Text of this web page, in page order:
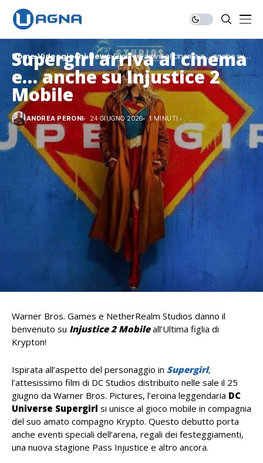
Home Videogiochi News Supergirl arriva al cinema e… anche su
Injustice 2 Mobile
Supergirl arriva al cinema
e… anche su Injustice 2
Mobile
ANDREA PERONI 24 GIUGNO 2026 1 MINUTI
Warner Bros. Games e NetherRealm Studios danno il
benvenuto su Injustice 2 Mobileall’Ultima figlia di
Krypton!
Ispirata all’aspetto del personaggio in Supergirl,
l’attesissimo film di DC Studios distribuito nelle sale il 25
giugno da Warner Bros. Pictures, l’eroina leggendaria DC
Universe Supergirl si unisce al gioco mobile in compagnia
del suo amato compagno Krypto. Questo debutto porta
anche eventi speciali dell’arena, regali dei festeggiamenti,
una nuova stagione Pass Injustice e altro ancora.